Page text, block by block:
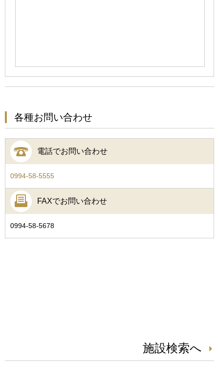
各種お問い合わせ
電話でお問い合わせ
0994-58-5555
FAXでお問い合わせ
0994-58-5678
施設検索へ